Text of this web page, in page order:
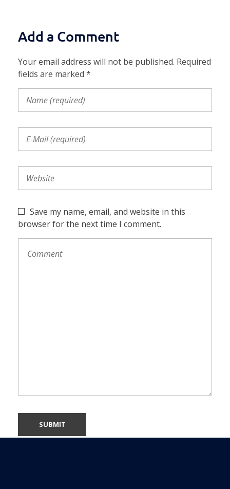
Add a Comment
Your email address will not be published. Required
fields are marked *
Save my name, email, and website in this
browser for the next time I comment.